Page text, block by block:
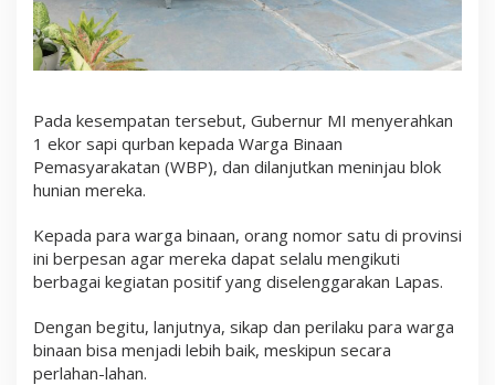
Pada kesempatan tersebut, Gubernur MI menyerahkan
1 ekor sapi qurban kepada Warga Binaan
Pemasyarakatan (WBP), dan dilanjutkan meninjau blok
hunian mereka.
Kepada para warga binaan, orang nomor satu di provinsi
ini berpesan agar mereka dapat selalu mengikuti
berbagai kegiatan positif yang diselenggarakan Lapas.
Dengan begitu, lanjutnya, sikap dan perilaku para warga
binaan bisa menjadi lebih baik, meskipun secara
perlahan-lahan.